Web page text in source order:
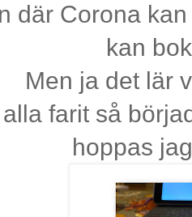
där Corona
kan
Men ja det lär
farit så
hoppas